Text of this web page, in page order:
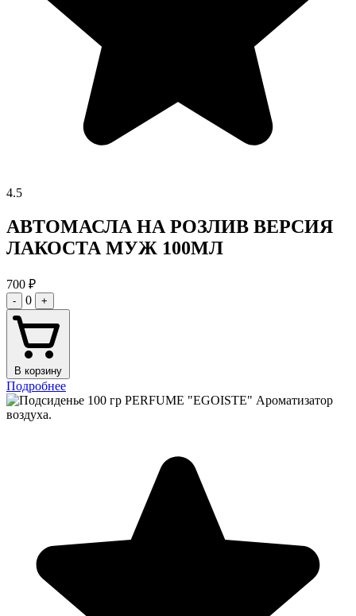
4.5
АВТОМАСЛА НА РОЗЛИВ ВЕРСИЯ
ЛАКОСТА МУЖ 100МЛ
700 ₽
- 0 +
В корзину
Подробнее